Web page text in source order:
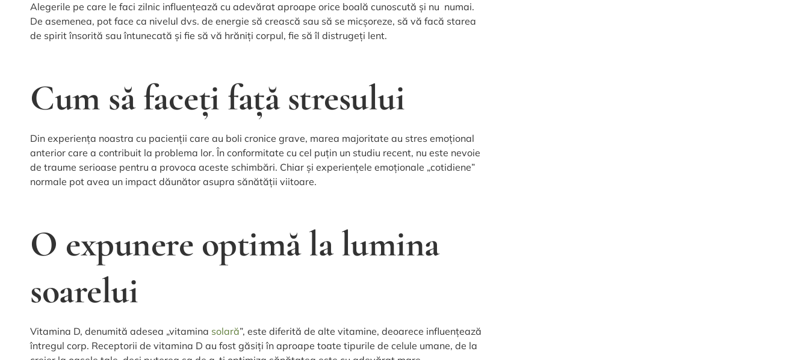
Alegerile pe care le faci zilnic influențează cu adevărat aproape orice boală cunoscută și nu numai.
De asemenea, pot face ca nivelul dvs. de energie să crească sau să se micșoreze, să vă facă starea
de spirit însorită sau întunecată și fie să vă hrăniți corpul, fie să îl distrugeți lent.
Cum să faceți față stresului
Din experiența noastra cu pacienții care au boli cronice grave, marea majoritate au stres emoțional
anterior care a contribuit la problema lor. În conformitate cu cel puțin un studiu recent, nu este nevoie
de traume serioase pentru a provoca aceste schimbări. Chiar și experiențele emoționale „cotidiene”
normale pot avea un impact dăunător asupra sănătății viitoare.
O expunere optimă la lumina
soarelui
Vitamina D, denumită adesea „vitamina solară”, este diferită de alte vitamine, deoarece influențează
întregul corp. Receptorii de vitamina D au fost găsiți în aproape toate tipurile de celule umane, de la